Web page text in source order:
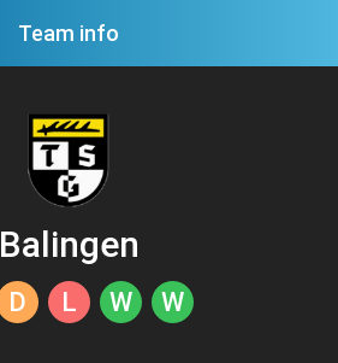
Team info
Balingen
D L W W